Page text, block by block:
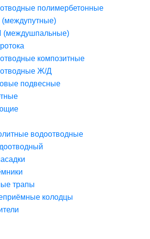
полимербетонные
(междушпальные)
композитные
Ж/Д
подвесные
водоотводные
трапы
колодцы